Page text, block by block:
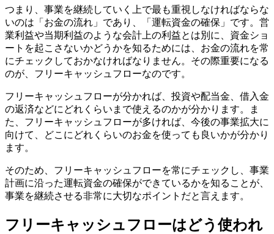
つまり、事業を継続していく上で最も重視しなければならな
いのは「お金の流れ」であり、「運転資金の確保」です。営
業利益や当期利益のような会計上の利益とは別に、資金ショ
ートを起こさないかどうかを知るためには、お金の流れを常
にチェックしておかなければなりません。その際重要になる
のが、フリーキャッシュフローなのです。
フリーキャッシュフローが分かれば、投資や配当金、借入金
の返済などにどれくらいまで使えるのかが分かります。ま
た、フリーキャッシュフローが多ければ、今後の事業拡大に
向けて、どこにどれくらいのお金を使っても良いかが分かり
ます。
そのため、フリーキャッシュフローを常にチェックし、事業
計画に沿った運転資金の確保ができているかを知ることが、
事業を継続させる非常に大切なポイントだと言えます。
フリーキャッシュフローはどう使われ